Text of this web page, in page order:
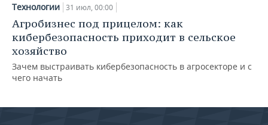
Технологии 31 июл, 00:00
Агробизнес под прицелом: как
кибербезопасность приходит в сельское
хозяйство
Зачем выстраивать кибербезопасность в агросекторе и с
чего начать